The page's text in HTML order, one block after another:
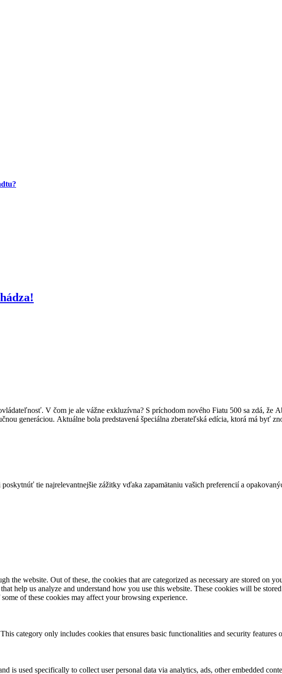
V čom je ale vážne exkluzívna? S príchodom nového Fiatu 500 sa zdá, že
generáciou. Aktuálne bola predstavená špeciálna zberateľská edícia, ktorá má byť
tie najrelevantnejšie zážitky vďaka zapamätaniu vašich preferencií a
website. Out of these, the cookies that are categorized as necessary are stored on
help us analyze and understand how you use this website. These cookies will be
of these cookies may affect your browsing experience.
category only includes cookies that ensures basic functionalities and security features
is used specifically to collect user personal data via analytics, ads, other embedded